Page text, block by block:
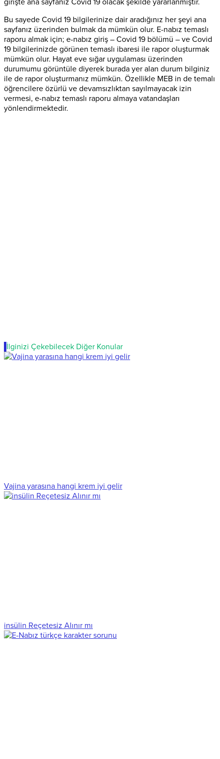
Bu sayede Covid 19 bilgilerinize dair aradığınız her şeyi ana
sayfanız üzerinden bulmak da mümkün olur. E-nabız temaslı
raporu almak için; e-nabız giriş – Covid 19 bölümü – ve Covid
19 bilgilerinizde görünen temaslı ibaresi ile rapor oluşturmak
mümkün olur. Hayat eve sığar uygulaması üzerinden
durumumu görüntüle diyerek burada yer alan durum bilginiz
ile de rapor oluşturmanız mümkün. Özellikle MEB in de temalı
öğrencilere özürlü ve devamsızlıktan sayılmayacak izin
vermesi, e-nabız temaslı raporu almaya vatandaşları
yönlendirmektedir.
İlginizi Çekebilecek Diğer Konular
Vajina yarasına hangi krem iyi gelir
insülin Reçetesiz Alınır mı